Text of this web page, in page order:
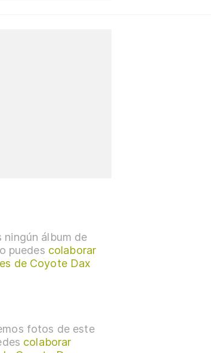
ningún álbum de
puedes colaborar
de Coyote Dax
fotos de este
colaborar